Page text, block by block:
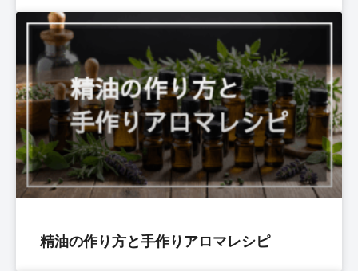
精油の作り方と手作りアロマレシピ